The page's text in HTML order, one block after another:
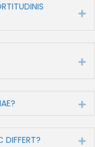
DIFFERT?